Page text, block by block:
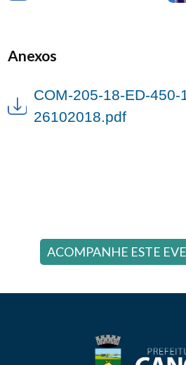
Anexos
COM-205-18-ED-450-
26102018.pdf
ACOMPANHE ESTE